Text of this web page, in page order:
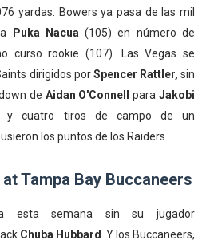
yardas. Bowers ya pasa de las mil
Puka Nacua (105) en número de
curso rookie (107). Las Vegas se
dirigidos porSpencer Rattler, sin
de Aidan O'Connell paraJakobi
y cuatro tiros de campo de un
los puntos de los Raiders.
Tampa Bay Buccaneers
esta semana sin su jugador
Chuba Hubbard . Y los Buccaneers,